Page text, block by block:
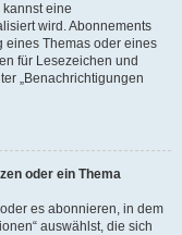
eine
wird. Abonnements
eines Themas oder eines
für Lesezeichen und
„Benachrichtigungen
oder ein Thema
es abonnieren, in dem
auswählst, die sich